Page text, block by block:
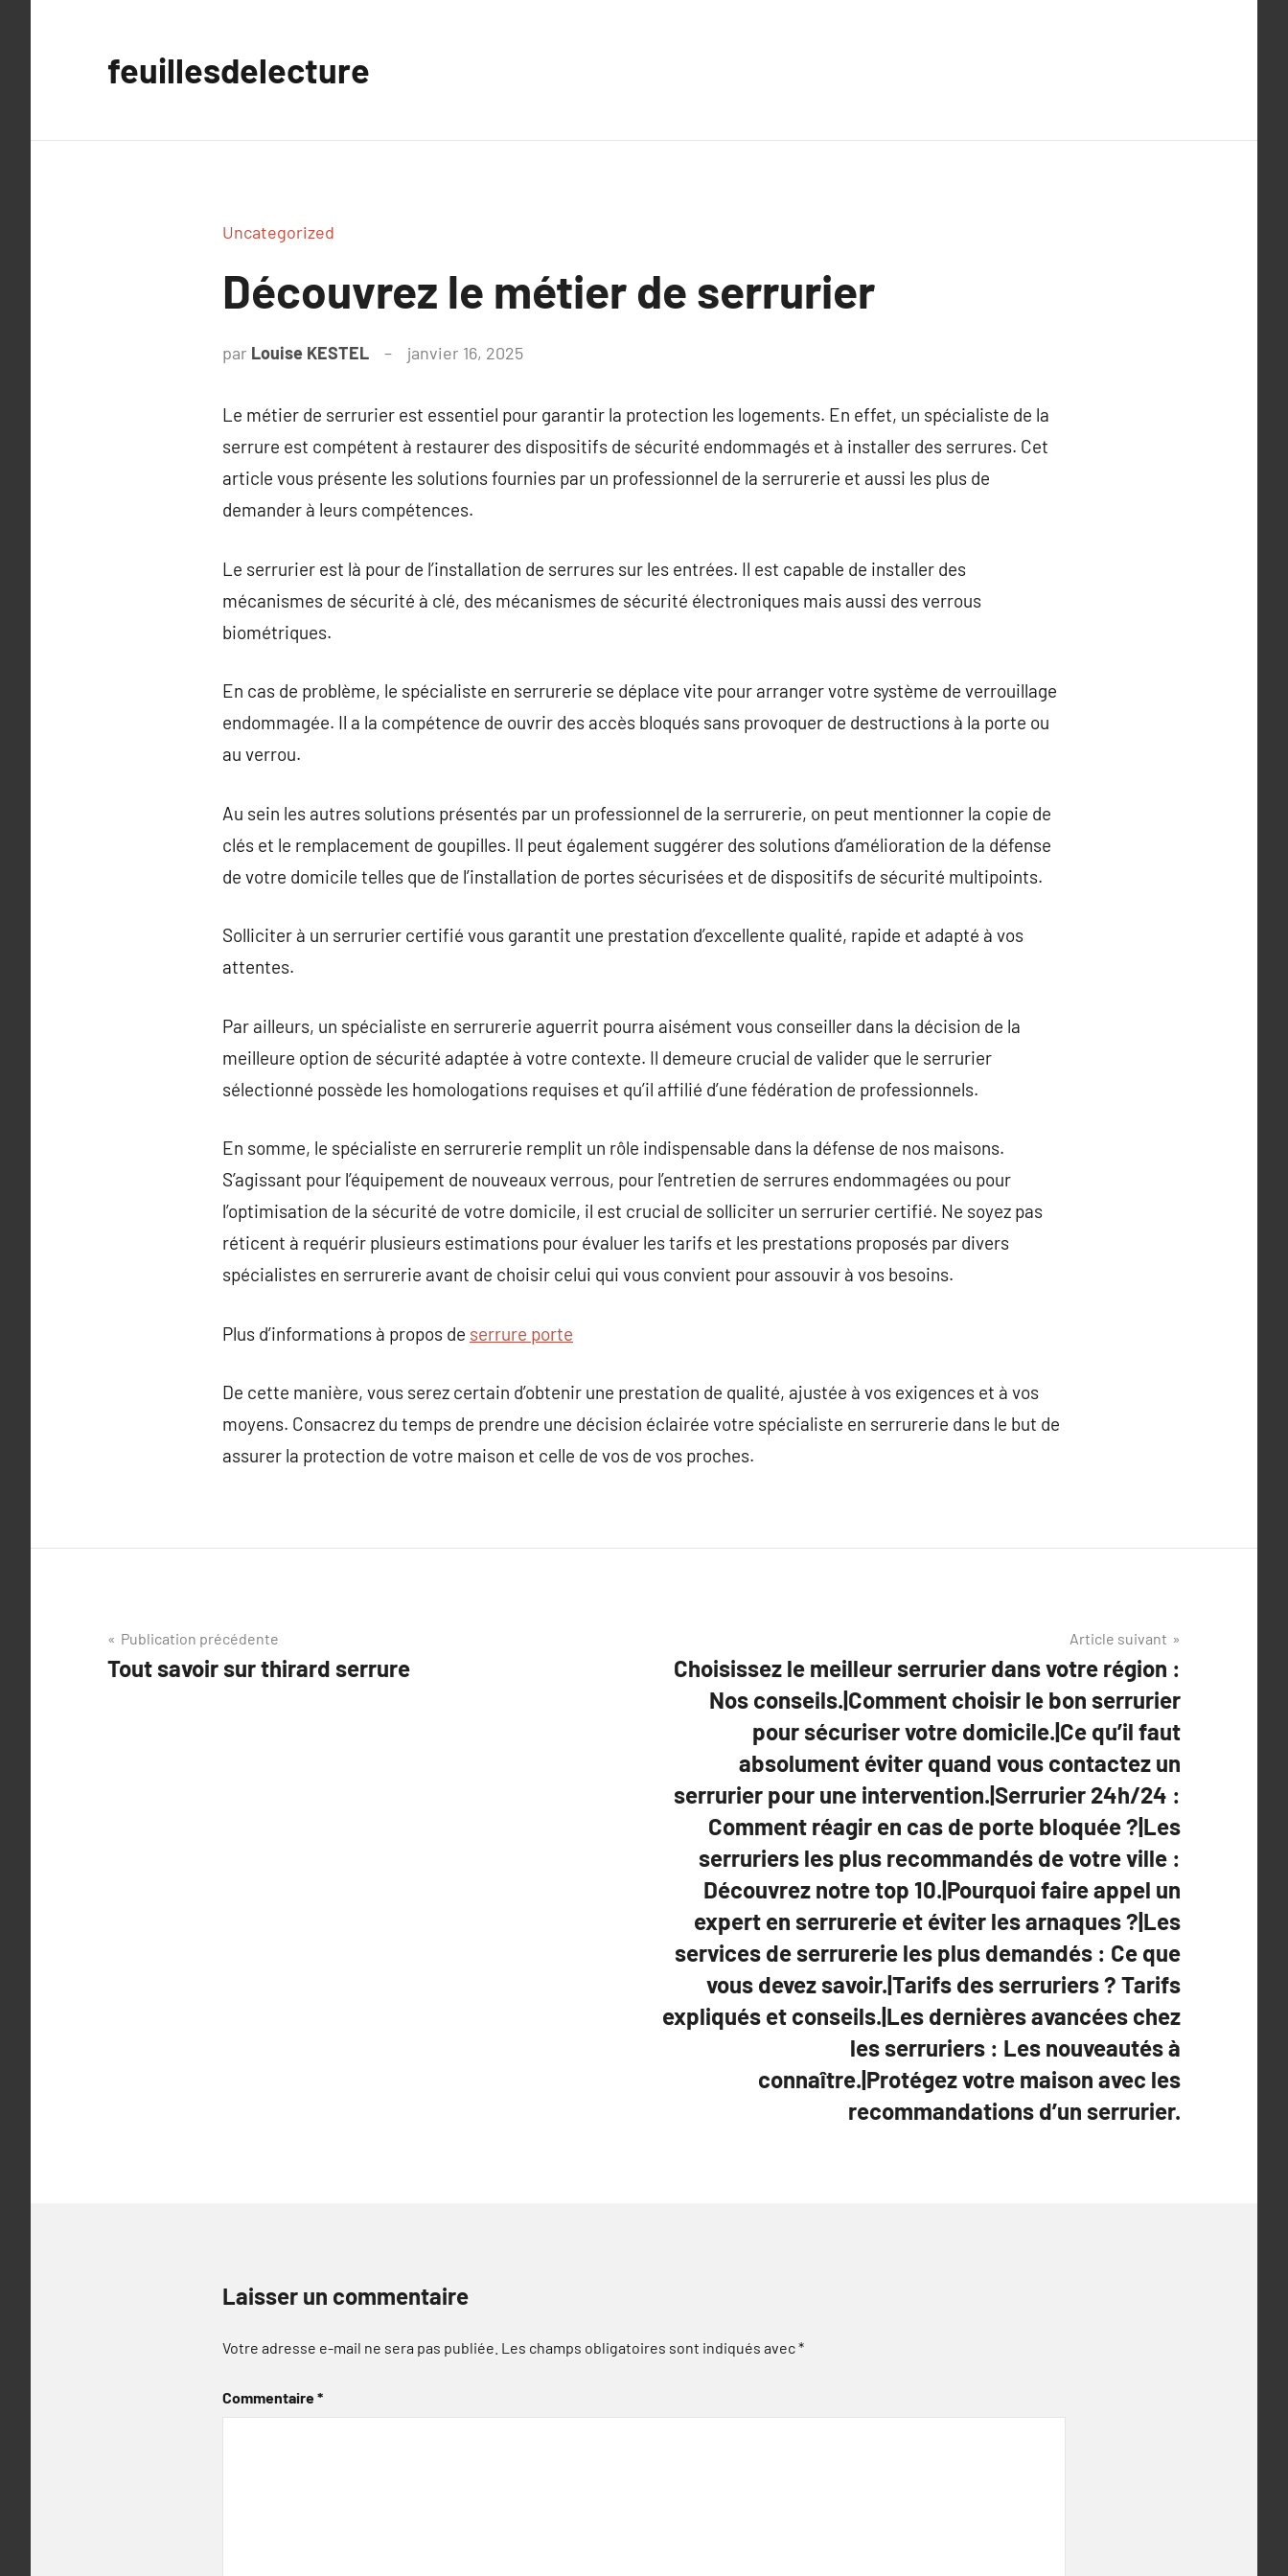
feuillesdelecture
Uncategorized
Découvrez le métier de serrurier
par Louise KESTEL janvier 16, 2025
Le métier de serrurier est essentiel pour garantir la protection les logements. En effet, un spécialiste de la
serrure est compétent à restaurer des dispositifs de sécurité endommagés et à installer des serrures. Cet
article vous présente les solutions fournies par un professionnel de la serrurerie et aussi les plus de
demander à leurs compétences.
Le serrurier est là pour de l’installation de serrures sur les entrées. Il est capable de installer des
mécanismes de sécurité à clé, des mécanismes de sécurité électroniques mais aussi des verrous
biométriques.
En cas de problème, le spécialiste en serrurerie se déplace vite pour arranger votre système de verrouillage
endommagée. Il a la compétence de ouvrir des accès bloqués sans provoquer de destructions à la porte ou
au verrou.
Au sein les autres solutions présentés par un professionnel de la serrurerie, on peut mentionner la copie de
clés et le remplacement de goupilles. Il peut également suggérer des solutions d’amélioration de la défense
de votre domicile telles que de l’installation de portes sécurisées et de dispositifs de sécurité multipoints.
Solliciter à un serrurier certifié vous garantit une prestation d’excellente qualité, rapide et adapté à vos
attentes.
Par ailleurs, un spécialiste en serrurerie aguerrit pourra aisément vous conseiller dans la décision de la
meilleure option de sécurité adaptée à votre contexte. Il demeure crucial de valider que le serrurier
sélectionné possède les homologations requises et qu’il affilié d’une fédération de professionnels.
En somme, le spécialiste en serrurerie remplit un rôle indispensable dans la défense de nos maisons.
S’agissant pour l’équipement de nouveaux verrous, pour l’entretien de serrures endommagées ou pour
l’optimisation de la sécurité de votre domicile, il est crucial de solliciter un serrurier certifié. Ne soyez pas
réticent à requérir plusieurs estimations pour évaluer les tarifs et les prestations proposés par divers
spécialistes en serrurerie avant de choisir celui qui vous convient pour assouvir à vos besoins.
Plus d’informations à propos de serrure porte
De cette manière, vous serez certain d’obtenir une prestation de qualité, ajustée à vos exigences et à vos
moyens. Consacrez du temps de prendre une décision éclairée votre spécialiste en serrurerie dans le but de
assurer la protection de votre maison et celle de vos de vos proches.
Navigation
de
Publication précédente
Tout savoir sur thirard serrure
Article suivant
Choisissez le meilleur serrurier dans votre région :
Nos conseils.|Comment choisir le bon serrurier
pour sécuriser votre domicile.|Ce qu’il faut
absolument éviter quand vous contactez un
serrurier pour une intervention.|Serrurier 24h/24 :
Comment réagir en cas de porte bloquée ?|Les
serruriers les plus recommandés de votre ville :
Découvrez notre top 10.|Pourquoi faire appel un
expert en serrurerie et éviter les arnaques ?|Les
services de serrurerie les plus demandés : Ce que
vous devez savoir.|Tarifs des serruriers ? Tarifs
expliqués et conseils.|Les dernières avancées chez
les serruriers : Les nouveautés à
connaître.|Protégez votre maison avec les
recommandations d’un serrurier.
Laisser un commentaire
Votre adresse e-mail ne sera pas publiée. Les champs obligatoires sont indiqués avec*
Commentaire*